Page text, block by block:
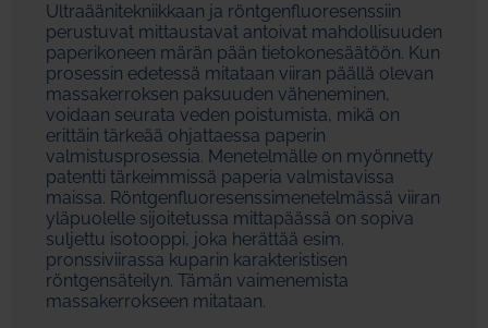
Ultraäänitekniikkaan ja röntgenfluoresenssiin
perustuvat mittaustavat antoivat mahdollisuuden
paperikoneen märän pään tietokonesäätöön. Kun
prosessin edetessä mitataan viiran päällä olevan
massakerroksen paksuuden väheneminen,
voidaan seurata veden poistumista, mikä on
erittäin tärkeää ohjattaessa paperin
valmistusprosessia. Menetelmälle on myönnetty
patentti tärkeimmissä paperia valmistavissa
maissa. Röntgenfluoresenssimenetelmässä viiran
yläpuolelle sijoitetussa mittapäässä on sopiva
suljettu isotooppi, joka herättää esim.
pronssiviirassa kuparin karakteristisen
röntgensäteilyn. Tämän vaimenemista
massakerrokseen mitataan.